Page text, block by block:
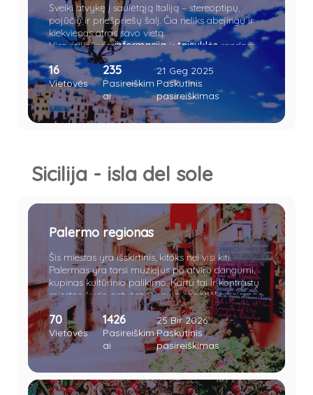
Sveiki atvykę į saulėtąją Italiją – stereoptipų,
pojūčių ir priešpriešų šalį. Čia neliks abejingų ir
kiekvienas atras savo vietą.
Visa reikalingainformacija ir taisyklės randasi
16
Vietovės
235
Pasireiškim
ai
21 Geg 2025
Paskutinis
pasireiškimas
Sicilija - isla del sole
Palermo regionas
Šis miestas yra išskirtinis, kitoks nei visi kiti.
Palermas yra tarsi muziejus po atviru dangumi,
kupinas kultūrinio palikimo. Kartu tai ir kontrastų
miestas, kurio gatvėse vyrauja chaotiškas eismas.
Palermo turgeliai vilioja įvairiausiomis gėrybėmis,
o gatvės, nors ir nuolat kupinos triukšmo ir eismo
dalyvių, taip pat stebina didingais istoriniais
pastatais. Naktimis čia užverda tikrasis
gyvenimas - jaunimas šturmuoja gatves, klubus
ar kavines. Ne gana to, miestas saugo ir daugelį
paslapčių, viena iš jų - stambiosios mafijos
70
Vietovės
1426
Pasireiškim
ai
25 Bir 2026
Paskutinis
pasireiškimas